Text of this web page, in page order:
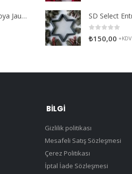
DecoRelief Toz Boya Jauna Citron
0
₺150,00 +KDV
BILGI
Gizlilik politikası
Mesafeli Satış Sözleşmesi
Çerez Politikası
İptal İade Sözleşmesi